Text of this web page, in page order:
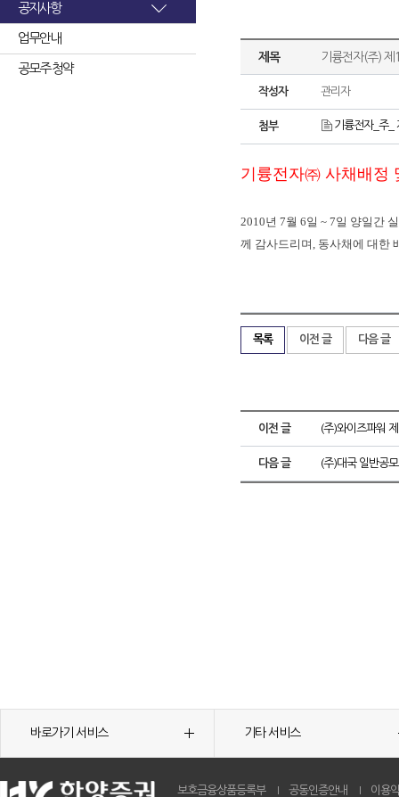
공지사항
업무안내
공모주 청약
제목 기륭전자(주)
작성자 관리자
첨부 기륭전자_주_
기륭전자㈜ 사채배정
2010년 7월 6일 ~ 7일 양일간
께 감사드리며, 동사채에 대한
목록 이전 글 다음 글
이전 글 (주)와이즈파워
다음 글 (주)대국 일반공
바로가기 서비스 기타 서비스
보호금융상품등록부 공동인증안내 이용